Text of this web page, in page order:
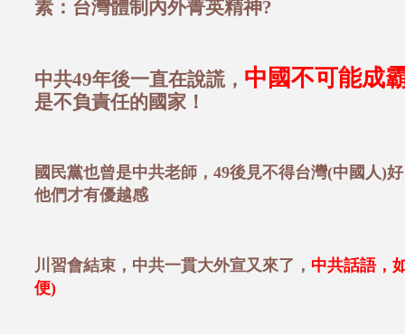
素：台灣體制內外菁英精神?
中共49年後一直在說謊， 中國不可能成
是不負責任的國家！
國民黨也曾是中共老師，49後見不得台灣(中國人)
他們才有優越感
川習會結束，中共一貫大外宣又來了， 中共話語，
便)